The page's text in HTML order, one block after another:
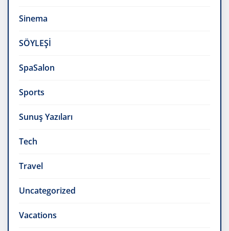
Sinema
SÖYLEŞİ
SpaSalon
Sports
Sunuş Yazıları
Tech
Travel
Uncategorized
Vacations